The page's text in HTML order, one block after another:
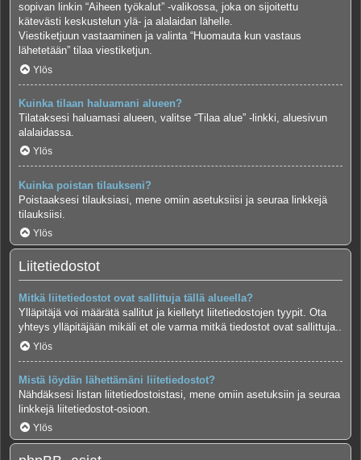
sopivan linkin “Aiheen työkalut” -valikossa, joka on sijoitettu
kätevästi keskustelun ylä- ja alalaidan lähelle.
Viestiketjuun vastaaminen ja valinta “Huomauta kun vastaus
lähetetään” tilaa viestiketjun.
Ylös
Kuinka tilaan haluamani alueen?
Tilataksesi haluamasi alueen, valitse “Tilaa alue” -linkki, aluesivun
alalaidassa.
Ylös
Kuinka poistan tilaukseni?
Poistaaksesi tilauksiasi, mene omiin asetuksiisi ja seuraa linkkejä
tilauksiisi.
Ylös
Liitetiedostot
Mitkä liitetiedostot ovat sallittuja tällä alueella?
Ylläpitäjä voi määrätä sallitut ja kielletyt liitetiedostojen tyypit. Ota
yhteys ylläpitäjään mikäli et ole varma mitkä tiedostot ovat sallittuja..
Ylös
Mistä löydän lähettämäni liitetiedostot?
Nähdäksesi listan liitetiedostoistasi, mene omiin asetuksiin ja seuraa
linkkejä liitetiedostot-osioon.
Ylös